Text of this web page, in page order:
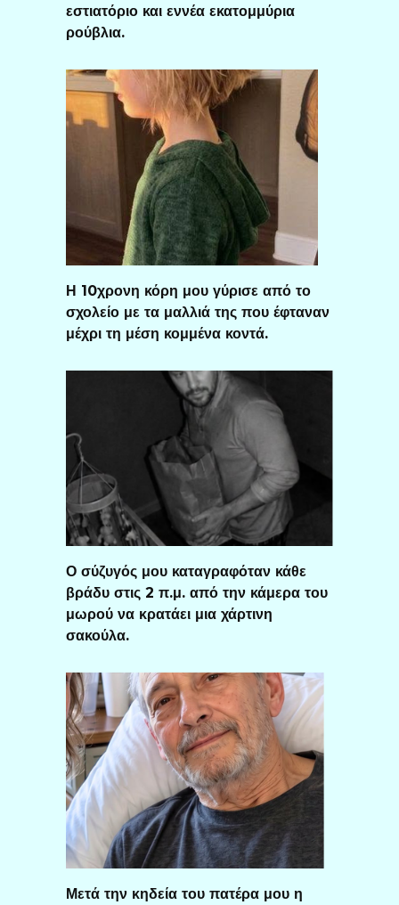
εστιατόριο και εννέα εκατομμύρια
ρούβλια.
Η 10χρονη κόρη μου γύρισε από το
σχολείο με τα μαλλιά της που έφταναν
μέχρι τη μέση κομμένα κοντά.
Ο σύζυγός μου καταγραφόταν κάθε
βράδυ στις 2 π.μ. από την κάμερα του
μωρού να κρατάει μια χάρτινη
σακούλα.
Μετά την κηδεία του πατέρα μου η